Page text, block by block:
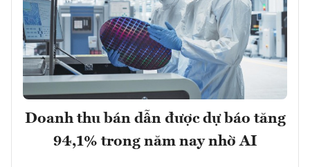
Doanh thu bán dẫn được dự báo tăng
94,1% trong năm nay nhờ AI